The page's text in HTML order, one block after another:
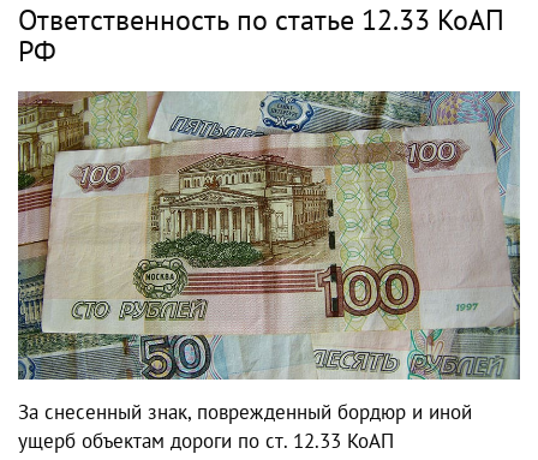
Ответственность по статье 12.33 КоАП
РФ
За снесенный знак, поврежденный бордюр и иной
ущерб объектам дороги по ст. 12.33 КоАП